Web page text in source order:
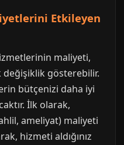
Etkileyen
maliyeti,
gösterebilir.
bütçenizi daha iyi
İlk olarak,
ameliyat) maliyeti
hizmeti aldığınız